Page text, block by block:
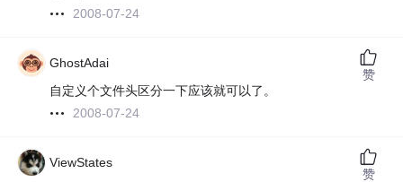
2008-07-24
GhostAdai
自定义个文件头区分一下应该就可以了。
2008-07-24
赞
ViewStates
赞